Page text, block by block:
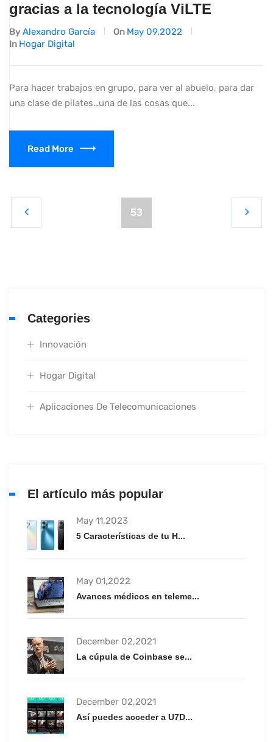
gracias a la tecnología ViLTE
By Alexandro García On May 09,2022
In Hogar Digital
Para hacer trabajos en grupo, para ver al abuelo, para dar
una clase de pilates…una de las cosas que...
Read More
53
Categories
Innovación
Hogar Digital
Aplicaciones De Telecomunicaciones
El artículo más popular
May 11,2023
5 Características de tu H...
May 01,2022
Avances médicos en teleme...
December 02,2021
La cúpula de Coinbase se...
December 02,2021
Así puedes acceder a U7D...